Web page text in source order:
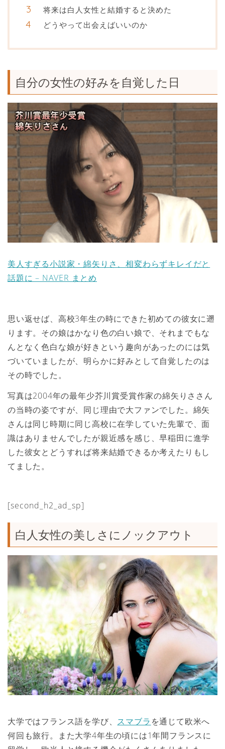
将来は白人女性と結婚すると決めた
どうやって出会えばいいのか
自分の女性の好みを自覚した日
美人すぎる小説家・綿矢りさ、相変わらずキレイだと
話題に – NAVER まとめ
思い返せば、高校3年生の時にできた初めての彼女に遡
ります。その娘はかなり色の白い娘で、それまでもな
んとなく色白な娘が好きという趣向があったのには気
づいていましたが、明らかに好みとして自覚したのは
その時でした。
写真は2004年の最年少芥川賞受賞作家の綿矢りささん
の当時の姿ですが、同じ理由で大ファンでした。綿矢
さんは同じ時期に同じ高校に在学していた先輩で、面
識はありませんでしたが親近感を感じ、早稲田に進学
した彼女とどうすれば将来結婚できるか考えたりもし
てました。
[second_h2_ad_sp]
白人女性の美しさにノックアウト
大学ではフランス語を学び、 スマブラ を通じて欧米へ
何回も旅行。また大学4年生の頃には1年間フランスに